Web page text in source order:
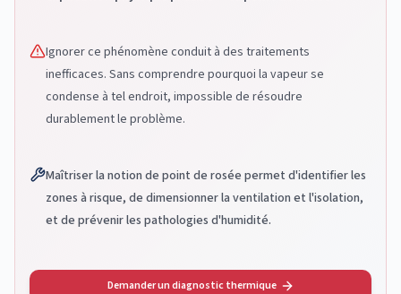
Ignorer ce phénomène conduit à des traitements
inefficaces. Sans comprendre pourquoi la vapeur se
condense à tel endroit, impossible de résoudre
durablement le problème.
Maîtriser la notion de point de rosée permet d'identifier les
zones à risque, de dimensionner la ventilation et l'isolation,
et de prévenir les pathologies d'humidité.
Demander un diagnostic thermique